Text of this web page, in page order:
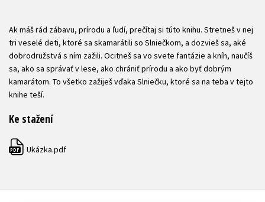
Ak máš rád zábavu, prírodu a ľudí, prečítaj si túto knihu. Stretneš v nej
tri veselé deti, ktoré sa skamarátili so Slniečkom, a dozvieš sa, aké
dobrodružstvá s ním zažili. Ocitneš sa vo svete fantázie a kníh, naučíš
sa, ako sa správať v lese, ako chrániť prírodu a ako byť dobrým
kamarátom. To všetko zažiješ vďaka Slniečku, ktoré sa na teba v tejto
knihe teší.
Ke stažení
PDF Ukázka.pdf